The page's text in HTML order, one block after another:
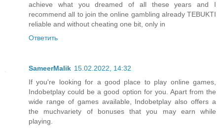
achieve what you dreamed of all these years and I
recommend all to join the online gambling already TEBUKTI
reliable and without cheating one bit, only in
Ответить
SameerMalik 15.02.2022, 14:32
If you're looking for a good place to play online games,
Indobetplay could be a good option for you. Apart from the
wide range of games available, Indobetplay also offers a
the muchvariety of bonuses that you may earn while
playing.